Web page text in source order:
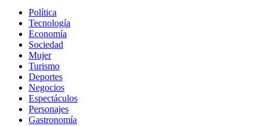
Política
Tecnología
Economía
Sociedad
Mujer
Turismo
Deportes
Negocios
Espectáculos
Personajes
Gastronomía